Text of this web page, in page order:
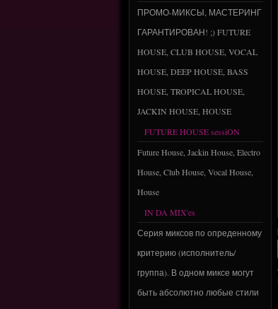
ПРОМО-МИКСЫ, МАСТЕРИНГ
ГАРАНТИРОВАН! ;) FUTURE
HOUSE, CLUB HOUSE, VOCAL
HOUSE, DEEP HOUSE, BASS
HOUSE, TROPICAL HOUSE,
JACKIN HOUSE, HOUSE
FUTURE HOUSE sessiON
Future House, Jackin House, Electro
House, Club House, Vocal House,
House
IN DA MIX'es
Серия миксов по опреденному
критерию (исполнитель/
группа). В одном миксе могут
быть абсолютно любые стили